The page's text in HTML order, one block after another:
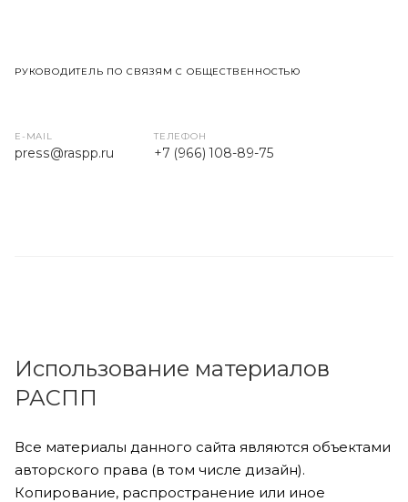
РУКОВОДИТЕЛЬ ПО СВЯЗЯМ С ОБЩЕСТВЕННОСТЬЮ
E-MAIL
press@raspp.ru
ТЕЛЕФОН
+7 (966) 108-89-75
Использование материалов
РАСПП
Все материалы данного сайта являются объектами
авторского права (в том числе дизайн).
Копирование, распространение или иное